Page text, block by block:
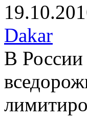
Dakar
В России